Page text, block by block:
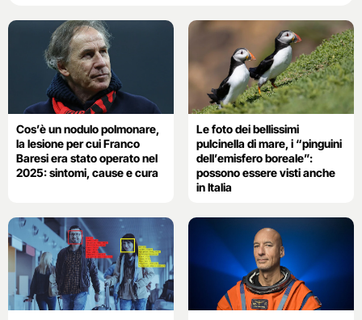
Cos’è un nodulo polmonare,
la lesione per cui Franco
Baresi era stato operato nel
2025: sintomi, cause e cura
Le foto dei bellissimi
pulcinella di mare, i “pinguini
dell’emisfero boreale”:
possono essere visti anche
in Italia